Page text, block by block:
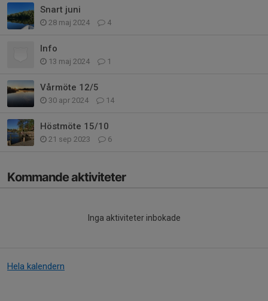
Snart juni
28 maj 2024 4
Info
13 maj 2024 1
Vårmöte 12/5
30 apr 2024 14
Höstmöte 15/10
21 sep 2023 6
Kommande aktiviteter
Inga aktiviteter inbokade
Hela kalendern